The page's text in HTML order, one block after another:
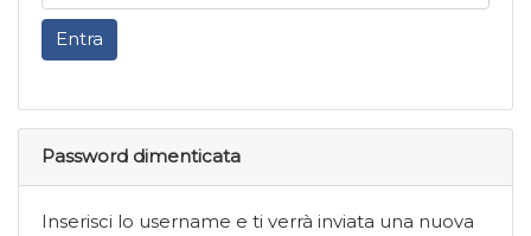
Entra
Password dimenticata
Inserisci lo username e ti verrà inviata una nuova